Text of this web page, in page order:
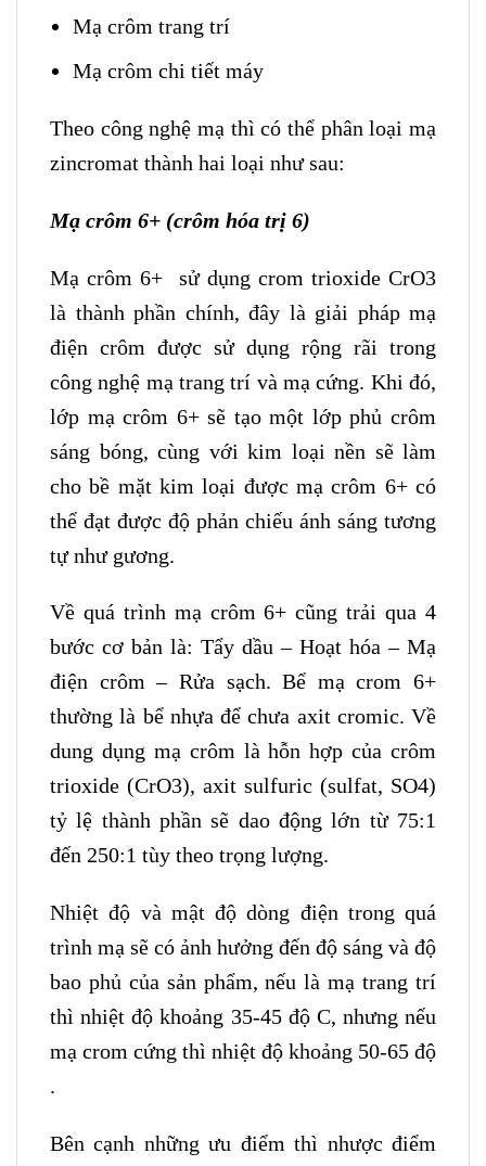
Mạ crôm trang trí
Mạ crôm chi tiết máy
Theo công nghệ mạ thì có thể phân loại mạ
zincromat thành hai loại như sau:
Mạ crôm 6+ (crôm hóa trị 6)
Mạ crôm 6+ sử dụng crom trioxide CrO3
là thành phần chính, đây là giải pháp mạ
điện crôm được sử dụng rộng rãi trong
công nghệ mạ trang trí và mạ cứng. Khi đó,
lớp mạ crôm 6+ sẽ tạo một lớp phủ crôm
sáng bóng, cùng với kim loại nền sẽ làm
cho bề mặt kim loại được mạ crôm 6+ có
thể đạt được độ phản chiếu ánh sáng tương
tự như gương.
Về quá trình mạ crôm 6+ cũng trải qua 4
bước cơ bản là: Tẩy dầu – Hoạt hóa – Mạ
điện crôm – Rửa sạch. Bể mạ crom 6+
thường là bể nhựa để chưa axit cromic. Về
dung dụng mạ crôm là hỗn hợp của crôm
trioxide (CrO3), axit sulfuric (sulfat, SO4)
tỷ lệ thành phần sẽ dao động lớn từ 75:1
đến 250:1 tùy theo trọng lượng.
Nhiệt độ và mật độ dòng điện trong quá
trình mạ sẽ có ảnh hưởng đến độ sáng và độ
bao phủ của sản phẩm, nếu là mạ trang trí
thì nhiệt độ khoảng 35-45 độ C, nhưng nếu
mạ crom cứng thì nhiệt độ khoảng 50-65 độ
.
Bên cạnh những ưu điểm thì nhược điểm